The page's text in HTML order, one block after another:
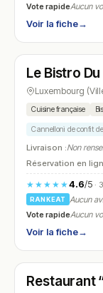
Vote rapideAucun
Voir la fiche→
N° 19
Le Bistro
Luxembourg
Cuisine française
Cannelloni de confit
Livraison :Non
Réservation en
★★★★★4.6/5·
RANKEAT
Aucun
Vote rapideAucun
Voir la fiche→
N° 20
Restaurant